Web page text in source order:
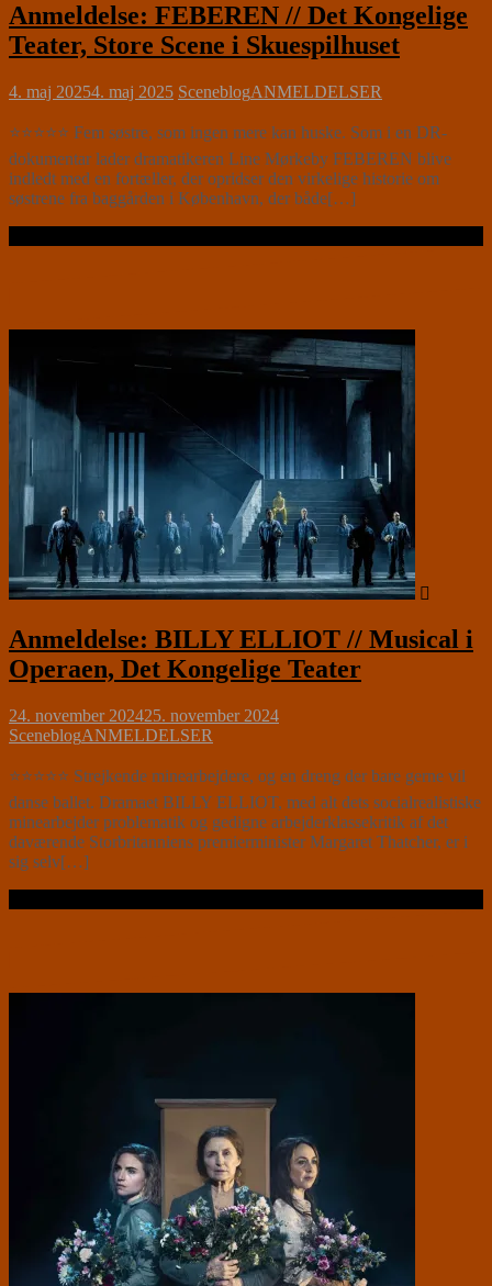
Anmeldelse: FEBEREN // Det Kongelige
Teater, Store Scene i Skuespilhuset
4. maj 20254. maj 2025 SceneblogANMELDELSER
⭐⭐⭐⭐⭐ Fem søstre, som ingen mere kan huske. Som i en DR-
dokumentar lader dramatikeren Line Mørkeby FEBEREN blive
indledt med en fortæller, der opridser den virkelige historie om
søstrene fra baggården i København, der både[…]
Anmeldelse: BILLY ELLIOT // Musical i
Operaen, Det Kongelige Teater
24. november 202425. november 2024
SceneblogANMELDELSER
⭐⭐⭐⭐⭐ Strejkende minearbejdere, og en dreng der bare gerne vil
danse ballet. Dramaet BILLY ELLIOT, med alt dets socialrealistiske
minearbejder problematik og gedigne arbejderklassekritik af det
daværende Storbritanniens premierminister Margaret Thatcher, er i
sig selv[…]